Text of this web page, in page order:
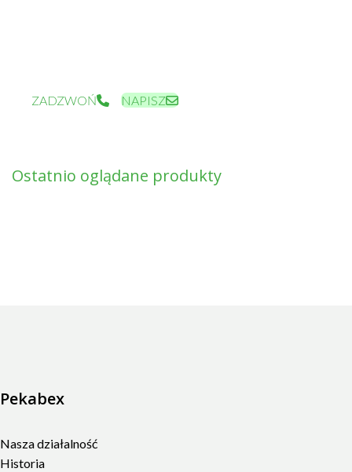
ZADZWOŃ NAPISZ
Ostatnio oglądane produkty
Pekabex
Nasza działalność
Historia